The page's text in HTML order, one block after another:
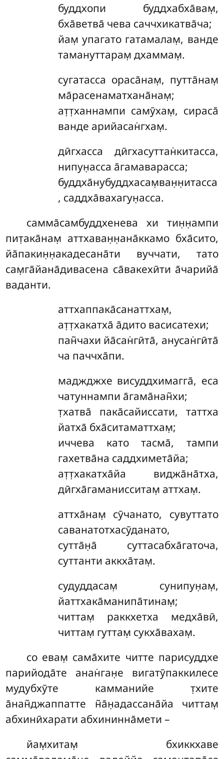
буддхопи буддхабха̄вам̣,
бха̄ветва̄ чева саччхикатва̄ча;
йам̣ упагато гатамалам̣, ванде
тамануттарам̣ дхаммам̣.
сугатасса ораса̄нам̣, путта̄нам̣
ма̄расенаматхана̄нам̣;
ат̣т̣ханнампи самӯхам̣, сираса̄
ванде арийасан̇гхам̣.
дӣгхасса дӣгхасуттан̇китасса,
нипун̣асса а̄гамаварасса;
буддха̄нубуддхасам̣ван̣н̣итасса
, саддха̄вахагун̣асса.
самма̄самбуддхенева хи тин̣н̣ампи
пит̣ака̄нам̣ аттхаван̣н̣ана̄ккамо бха̄сито,
йа̄пакин̣н̣акадесана̄ти вуччати, тато
сам̣га̄йана̄дивасена са̄вакехӣти а̄чарийа̄
ваданти.
аттхаппака̄санаттхам̣,
ат̣т̣хакатха̄ а̄дито васисатехи;
пан̃чахи йа̄сан̇гӣта̄, анусан̇гӣта̄
ча паччха̄пи.
маджджхе висуддхимагга̄, еса
чатуннампи а̄гама̄нан̃хи;
т̣хатва̄ пака̄сайиссати, таттха
йатха̄ бха̄ситаматтхам̣;
иччева като тасма̄, тампи
гахетва̄на саддхимета̄йа;
ат̣т̣хакатха̄йа виджа̄на̄тха,
дӣгха̄гаманисситам̣ аттхам̣.
аттха̄нам̣ сӯчанато, сувуттато
саванатотхасӯданато,
сутта̄н̣а̄ суттасабха̄гаточа,
суттанти аккха̄там̣.
судуддасам̣ сунипун̣ам̣,
йаттхака̄манипа̄тинам̣;
читтам̣ раккхетха медха̄вӣ,
читтам̣ гуттам̣ сукха̄вахам̣.
со евам̣ сама̄хите читте парисуддхе
парийода̄те анан̇ган̣е вигатӯпаккилесе
мудубхӯте камманийе т̣хите
а̄нан̃джаппатте н̃а̄н̣адассана̄йа читтам̣
абхинӣхарати абхининна̄мети –
йам̣хитам̣ бхиккхаве